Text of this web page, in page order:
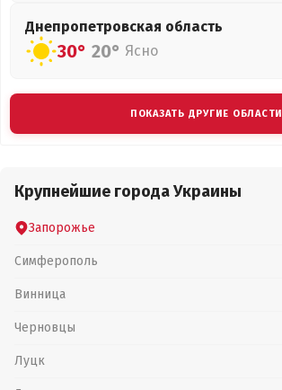
Днепропетровская область
30° 20° Ясно
ПОКАЗАТЬ ДРУГИЕ ОБЛАСТИ
Крупнейшие города Украины
Запорожье
Симферополь
Винница
Черновцы
Луцк